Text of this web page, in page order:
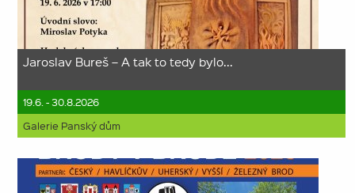
Jaroslav Bureš – A tak to tedy bylo...
19.6. - 30.8.2026
Galerie Panský dům